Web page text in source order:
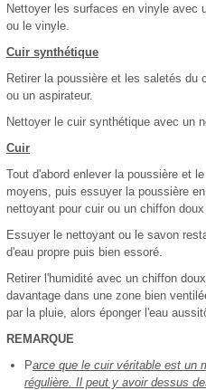
Nettoyer les surfaces en vinyle avec
ou le vinyle.
Cuir synthétique
Retirer la poussière et les saletés du
ou un aspirateur.
Nettoyer le cuir synthétique avec un
Cuir
Tout d'abord enlever la poussière et
moyens, puis essuyer la poussière
nettoyant pour cuir ou un chiffon
Essuyer le nettoyant ou le savon
d'eau propre puis bien essoré.
Retirer l'humidité avec un chiffon
davantage dans une zone bien
par la pluie, alors éponger l'eau
REMARQUE
Parce que le cuir véritable est un
régulière. Il peut y avoir dessus